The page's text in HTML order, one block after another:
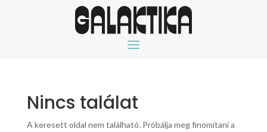
Nincs találat
A keresett oldal nem található. Próbálja meg finomítani a